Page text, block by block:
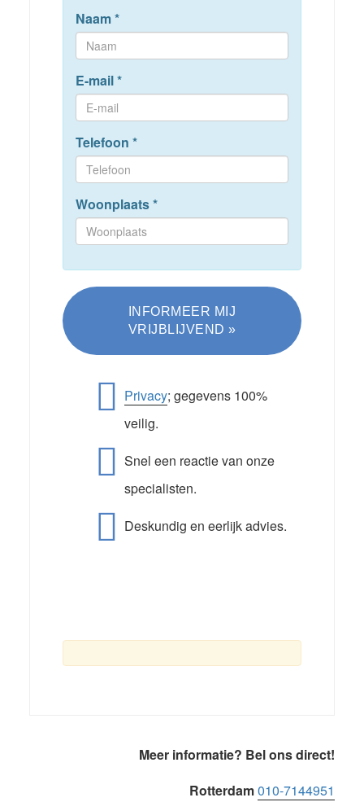
Naam*
E-mail*
Telefoon *
Woonplaats*
Privacy; gegevens 100%
veilig.
Snel een reactie van onze
specialisten.
Deskundig en eerlijk advies.
Meer informatie? Bel ons direct!
Rotterdam010-7144951